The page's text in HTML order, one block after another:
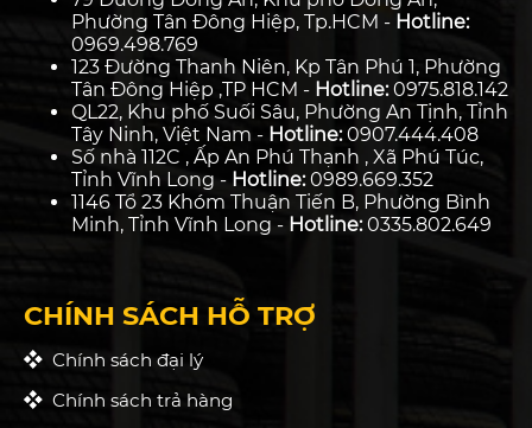
Phường Tân Đông Hiệp, Tp.HCM - Hotline:
0969.498.769
123 Đường Thanh Niên, Kp Tân Phú 1, Phường
Tân Đông Hiệp ,TP HCM - Hotline:0975.818.142
QL22, Khu phố Suối Sâu, Phường An Tịnh, Tỉnh
Tây Ninh, Việt Nam - Hotline:0907.444.408
Số nhà 112C , Ấp An Phú Thạnh , Xã Phú Túc,
Tỉnh Vĩnh Long - Hotline:0989.669.352
1146 Tổ 23 Khóm Thuận Tiến B, Phường Bình
Minh, Tỉnh Vĩnh Long - Hotline:0335.802.649
CHÍNH SÁCH HỖ TRỢ
Chính sách đại lý
Chính sách trả hàng